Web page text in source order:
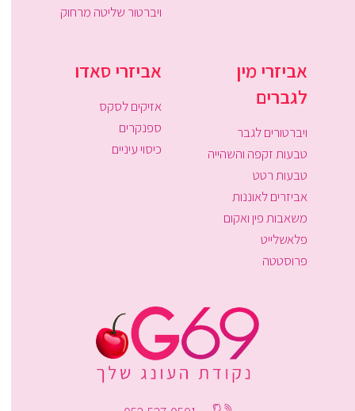
ויברטור שליטה מרחוק
אביזרי מין
לגברים
ויברטורים לגבר
טבעות זקפה והשהייה
טבעות רטט
אביזרים לאוננות
משאבות פין ואקום
פלאשלייט
פרוסטטה
אביזרי סאדו
אזיקים לסקס
ספנקרים
כיסוי עיניים